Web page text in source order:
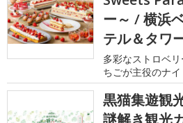
ー～ / 横浜
テル＆タワ
多彩なストロベ
ちごが主役のナ
黒猫集遊観
謎解き観光